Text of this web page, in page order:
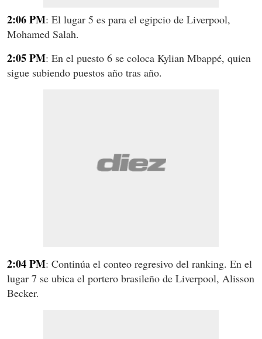
2:06 PM: El lugar 5 es para el egipcio de Liverpool,
Mohamed Salah.
2:05 PM: En el puesto 6 se coloca Kylian Mbappé, quien
sigue subiendo puestos año tras año.
2:04 PM: Continúa el conteo regresivo del ranking. En el
lugar 7 se ubica el portero brasileño de Liverpool, Alisson
Becker.